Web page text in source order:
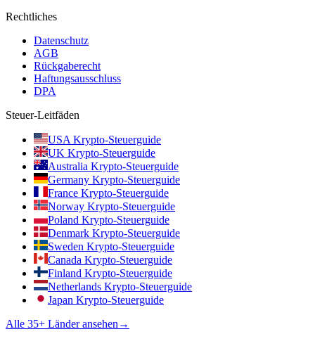
Rechtliches
Datenschutz
AGB
Rückgaberecht
Haftungsausschluss
DPA
Steuer-Leitfäden
USA Krypto-Steuerguide
UK Krypto-Steuerguide
Australia Krypto-Steuerguide
Germany Krypto-Steuerguide
France Krypto-Steuerguide
Norway Krypto-Steuerguide
Poland Krypto-Steuerguide
Denmark Krypto-Steuerguide
Sweden Krypto-Steuerguide
Canada Krypto-Steuerguide
Finland Krypto-Steuerguide
Netherlands Krypto-Steuerguide
Japan Krypto-Steuerguide
Alle 35+ Länder ansehen →